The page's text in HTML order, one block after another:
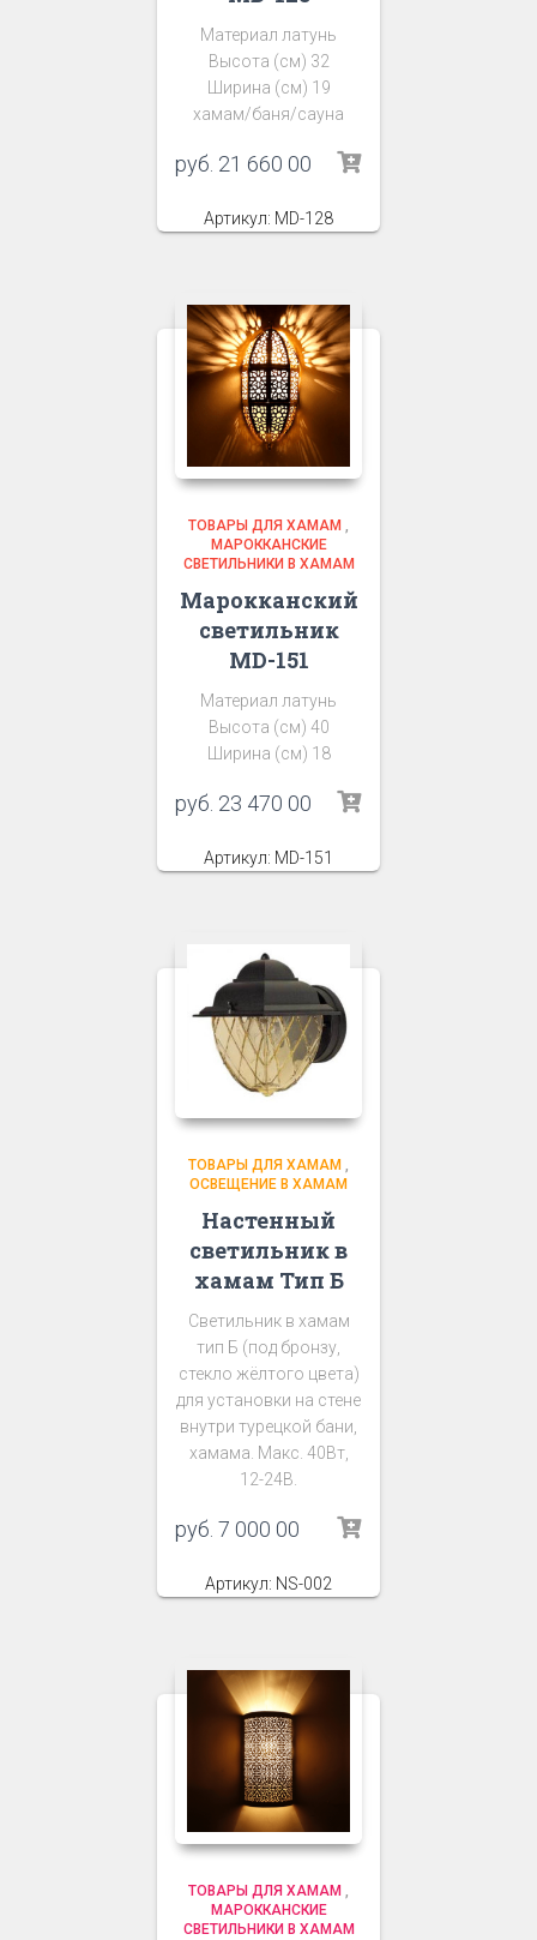
Материал латунь
Высота (см) 32
Ширина (см) 19
хамам/баня/сауна
руб. 21 660 00
Артикул: MD-128
ТОВАРЫ ДЛЯ ХАМАМ ,
МАРОККАНСКИЕ
СВЕТИЛЬНИКИ В ХАМАМ
Марокканский
светильник
MD-151
Материал латунь
Высота (см) 40
Ширина (см) 18
руб. 23 470 00
Артикул: MD-151
ТОВАРЫ ДЛЯ ХАМАМ ,
ОСВЕЩЕНИЕ В ХАМАМ
Настенный
светильник в
хамам Тип Б
Светильник в хамам
тип Б (под бронзу,
стекло жёлтого цвета)
для установки на стене
внутри турецкой бани,
хамама. Макс. 40Вт,
12-24В.
руб. 7 000 00
Артикул: NS-002
ТОВАРЫ ДЛЯ ХАМАМ ,
МАРОККАНСКИЕ
СВЕТИЛЬНИКИ В ХАМАМ